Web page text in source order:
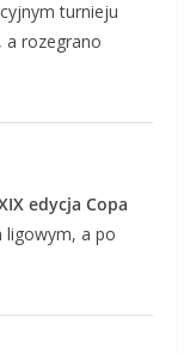
turnieju
, a rozegrano
edycja Copa
ligowym, a po